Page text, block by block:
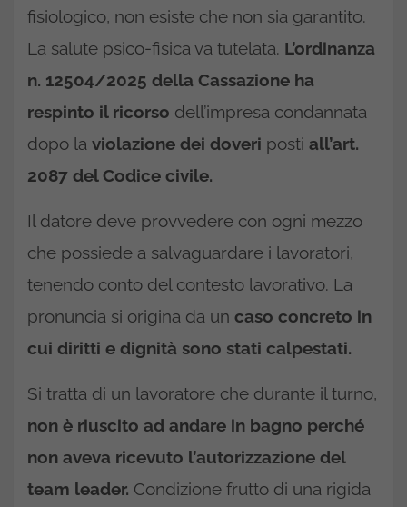
fisiologico, non esiste che non sia garantito.
La salute psico-fisica va tutelata. L’ordinanza
n. 12504/2025 della Cassazione ha
respinto il ricorso dell’impresa condannata
dopo la violazione dei doveri posti all’art.
2087 del Codice civile.
Il datore deve provvedere con ogni mezzo
che possiede a salvaguardare i lavoratori,
tenendo conto del contesto lavorativo. La
pronuncia si origina da un caso concreto in
cui diritti e dignità sono stati calpestati.
Si tratta di un lavoratore che durante il turno,
non è riuscito ad andare in bagno perché
non aveva ricevuto l’autorizzazione del
team leader. Condizione frutto di una rigida